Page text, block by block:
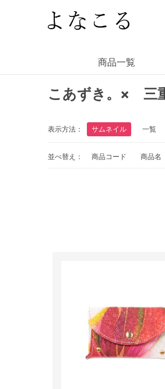
商品一覧
こあずき。× 三
表示方法： サムネイル 一覧
並べ替え： 商品コード 商品名